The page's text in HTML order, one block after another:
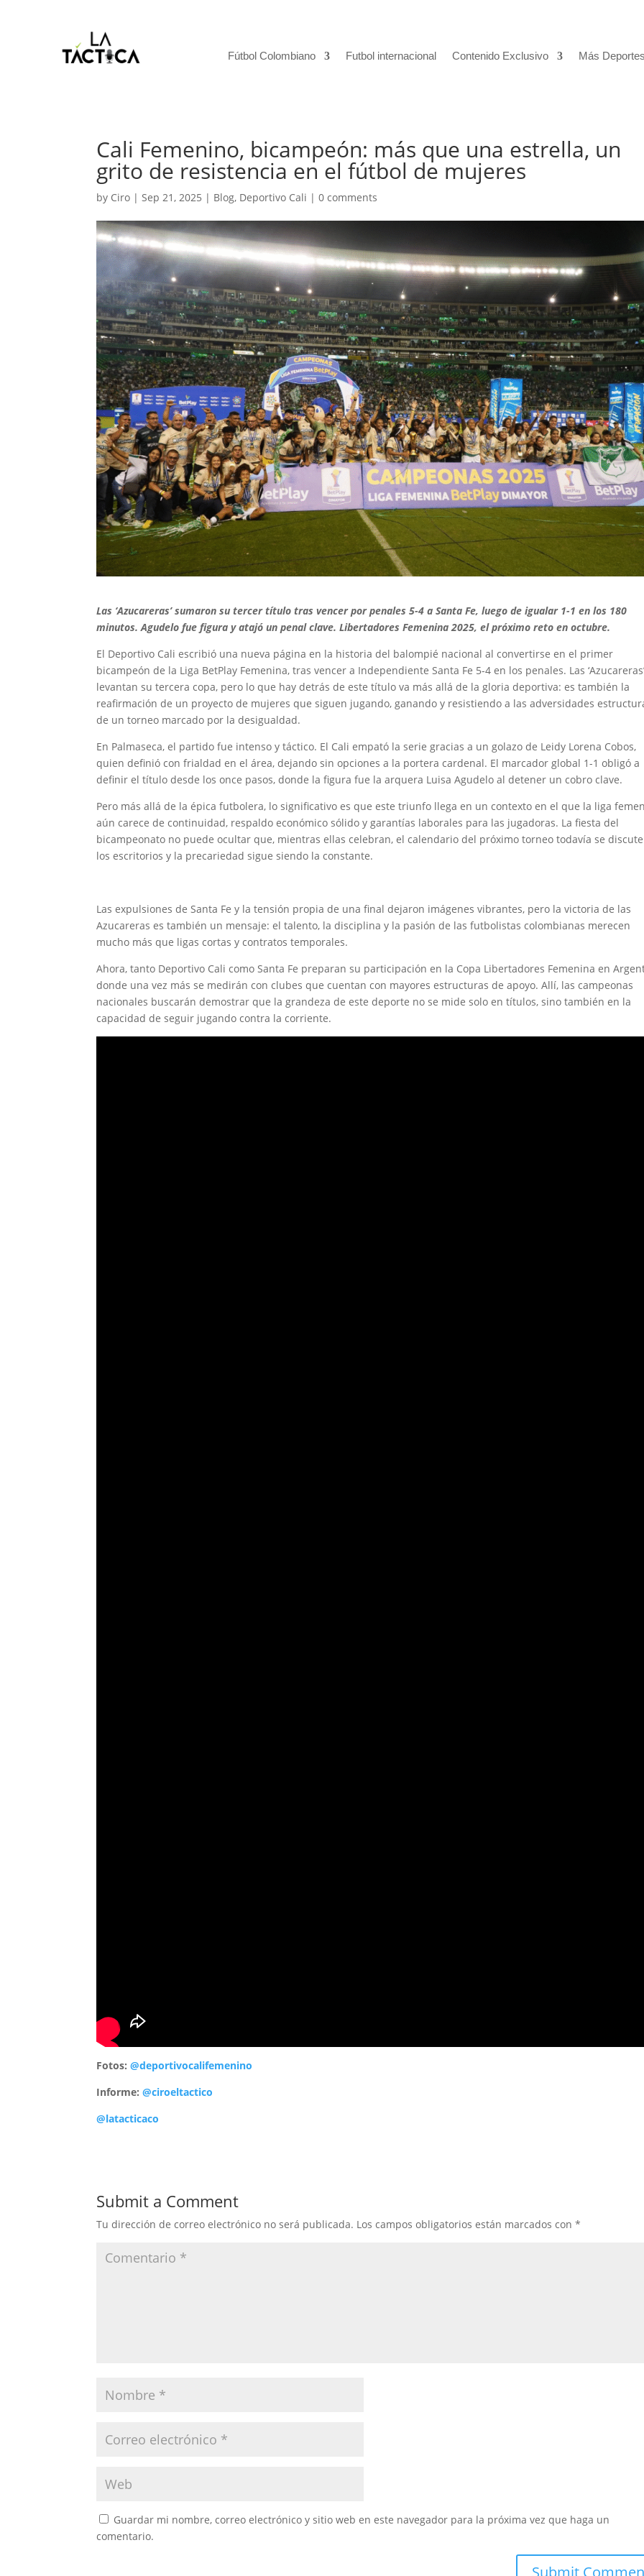
Fútbol Colombiano Futbol internacional Contenido Exclusivo Más
Cali Femenino, bicampeón: más que una estrella, un
grito de resistencia en el fútbol de mujeres
by Ciro |Sep 21, 2025 | Blog, Deportivo Cali |0 comments
Las ‘Azucareras’ sumaron su tercer título tras vencer por penales 5-4 a Santa Fe, luego de igualar 1-1 en los 180
minutos. Agudelo fue figura y atajó un penal clave. Libertadores Femenina 2025, el próximo reto en octubre.
El Deportivo Cali escribió una nueva página en la historia del balompié nacional al convertirse en el primer
bicampeón de la Liga BetPlay Femenina, tras vencer a Independiente Santa Fe 5-4 en los penales. Las
levantan su tercera copa, pero lo que hay detrás de este título va más allá de la gloria deportiva: es también la
reafirmación de un proyecto de mujeres que siguen jugando, ganando y resistiendo a las adversidades
de un torneo marcado por la desigualdad.
En Palmaseca, el partido fue intenso y táctico. El Cali empató la serie gracias a un golazo de Leidy Lorena Cobos,
quien definió con frialdad en el área, dejando sin opciones a la portera cardenal. El marcador global 1-1 obligó a
definir el título desde los once pasos, donde la figura fue la arquera Luisa Agudelo al detener un cobro clave.
Pero más allá de la épica futbolera, lo significativo es que este triunfo llega en un contexto en el que la liga
aún carece de continuidad, respaldo económico sólido y garantías laborales para las jugadoras. La fiesta del
bicampeonato no puede ocultar que, mientras ellas celebran, el calendario del próximo torneo todavía se
los escritorios y la precariedad sigue siendo la constante.
Las expulsiones de Santa Fe y la tensión propia de una final dejaron imágenes vibrantes, pero la victoria de las
Azucareras es también un mensaje: el talento, la disciplina y la pasión de las futbolistas colombianas merecen
mucho más que ligas cortas y contratos temporales.
Ahora, tanto Deportivo Cali como Santa Fe preparan su participación en la Copa Libertadores Femenina en
donde una vez más se medirán con clubes que cuentan con mayores estructuras de apoyo. Allí, las campeonas
nacionales buscarán demostrar que la grandeza de este deporte no se mide solo en títulos, sino también en la
capacidad de seguir jugando contra la corriente.
Fotos:@deportivocalifemenino
Informe:@ciroeltactico
@latacticaco
Submit a Comment
Tu dirección de correo electrónico no será publicada. Los campos obligatorios están marcados con*
Guardar mi nombre, correo electrónico y sitio web en este navegador para la próxima vez que haga un
comentario.